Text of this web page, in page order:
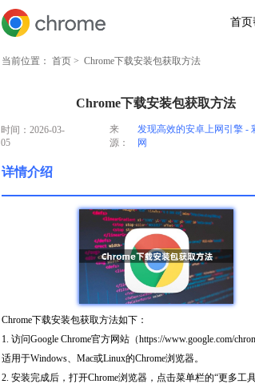
首页
当前位置： 首页 > Chrome下载安装包获取方法
Chrome下载安装包获取方法
时间：2026-03-
05
来
源：
发现高效的安卓上网引擎 -
网
详情介绍
Chrome下载安装包获取方法如下：
1. 访问Google Chrome官方网站（https://www.google.com/
适用于Windows、Mac或Linux的Chrome浏览器。
2. 安装完成后，打开Chrome浏览器，点击菜单栏的“更多工